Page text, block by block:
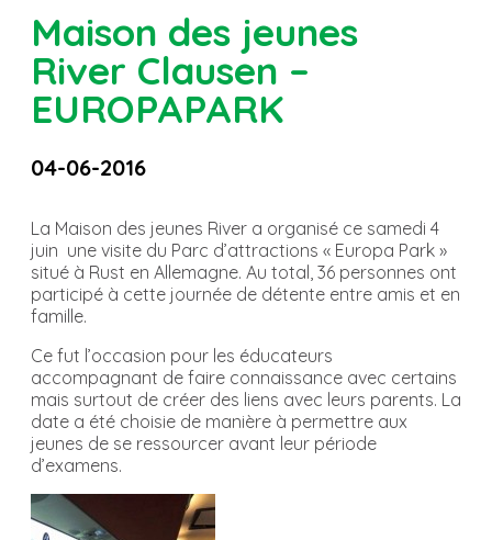
Maison des jeunes
River Clausen –
EUROPAPARK
04-06-2016
La Maison des jeunes River a organisé ce samedi 4
juin une visite du Parc d’attractions « Europa Park »
situé à Rust en Allemagne. Au total, 36 personnes ont
participé à cette journée de détente entre amis et en
famille.
Ce fut l’occasion pour les éducateurs
accompagnant de faire connaissance avec certains
mais surtout de créer des liens avec leurs parents. La
date a été choisie de manière à permettre aux
jeunes de se ressourcer avant leur période
d’examens.